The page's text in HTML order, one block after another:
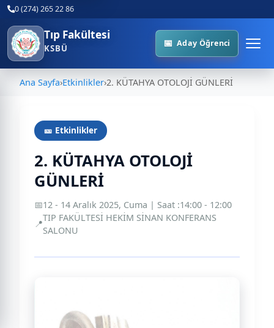
0 (274) 265 22 86
Tıp Fakültesi
KSBÜ Aday Öğrenci
Ana Sayfa›Etkinlikler›2. KÜTAHYA OTOLOJİ GÜNLERİ
🎫 Etkinlikler
2. KÜTAHYA OTOLOJİ
GÜNLERİ
📅12 - 14 Aralık 2025, Cuma | Saat :14:00 - 12:00
📍
TIP FAKÜLTESİ HEKİM SİNAN KONFERANS
SALONU